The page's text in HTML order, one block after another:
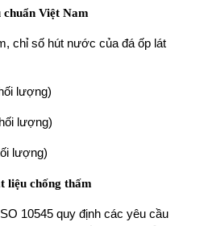
chuẩn Việt Nam
chỉ số hút nước của đá ốp lát
lượng)
lượng)
lượng)
liệu chống thấm
10545 quy định các yêu cầu